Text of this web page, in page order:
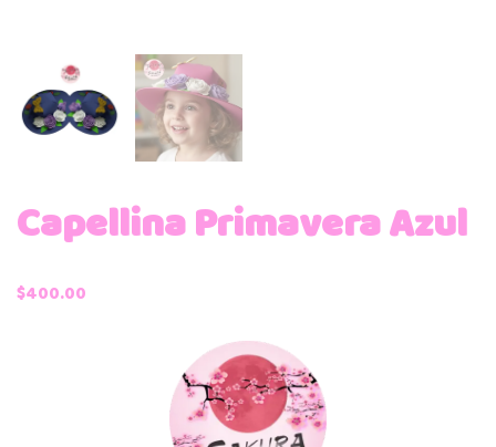
Capellina Primavera Azul
$400.00